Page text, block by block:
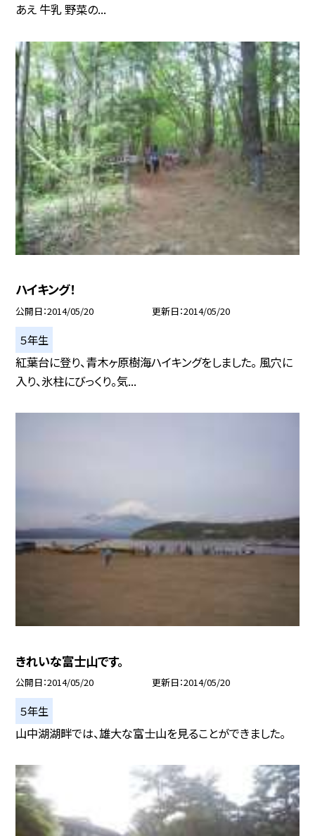
あえ 牛乳 野菜の...
ハイキング！
公開日 2014/05/20 更新日 2014/05/20
５年生
紅葉台に登り、青木ヶ原樹海ハイキングをしました。 風穴に
入り、氷柱にびっくり。気...
きれいな富士山です。
公開日 2014/05/20 更新日 2014/05/20
５年生
山中湖湖畔では、雄大な富士山を見ることができました。